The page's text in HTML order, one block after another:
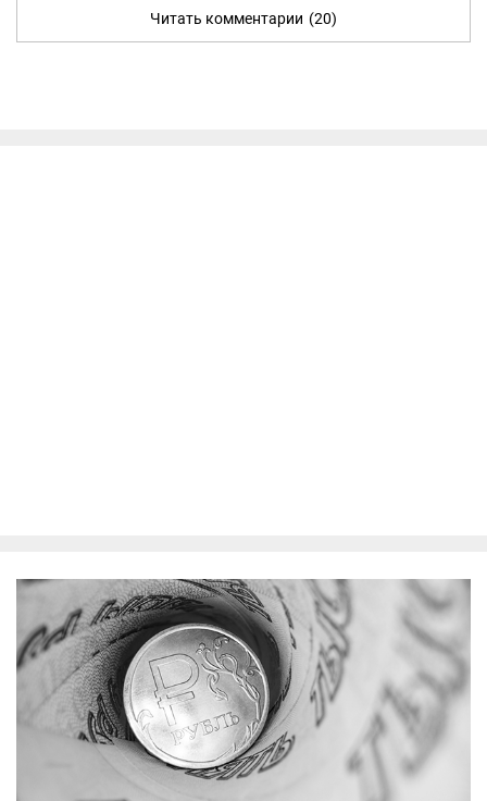
Читать комментарии (20)